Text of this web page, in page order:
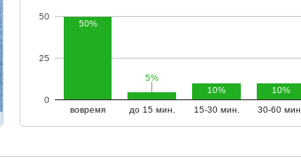
вовремя до 15 мин. 15-30 мин. 30-60 мин.
0
25
50
50%
5%
5%
10%
10%